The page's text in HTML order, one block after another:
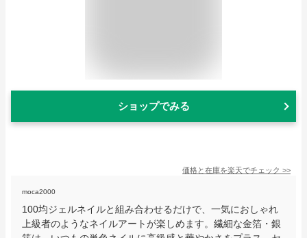
ショップでみる
価格と在庫を楽天でチェック >>
moca2000
100均ジェルネイルと組み合わせるだけで、一気におしゃれ
上級者のようなネイルアートが楽しめます。繊細な金箔・銀